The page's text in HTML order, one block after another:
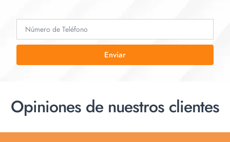
Enviar
Opiniones de nuestros clientes